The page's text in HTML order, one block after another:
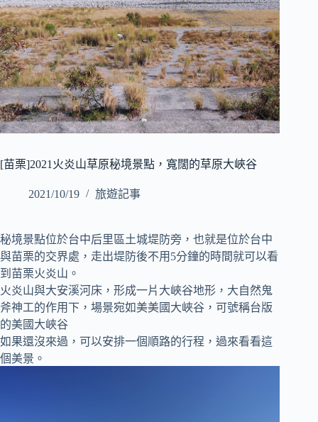
[苗栗]2021火炎山草原秘境景點，寬闊的草原大峽谷
2021/10/19 旅遊記事
秘境景點位於台中后里區土城堤防旁，也就是位於台中
與苗栗的交界處，走出堤防後不用5分鐘的時間就可以看
到苗栗火炎山。
火炎山與大安溪河床，形成一片大峽谷地形，大自然鬼
斧神工的作用下，場景宛如美美國大峽谷，可號稱台版
的美國大峽谷
如果還沒來過，可以安排一個順路的行程，過來看看這
個美景。